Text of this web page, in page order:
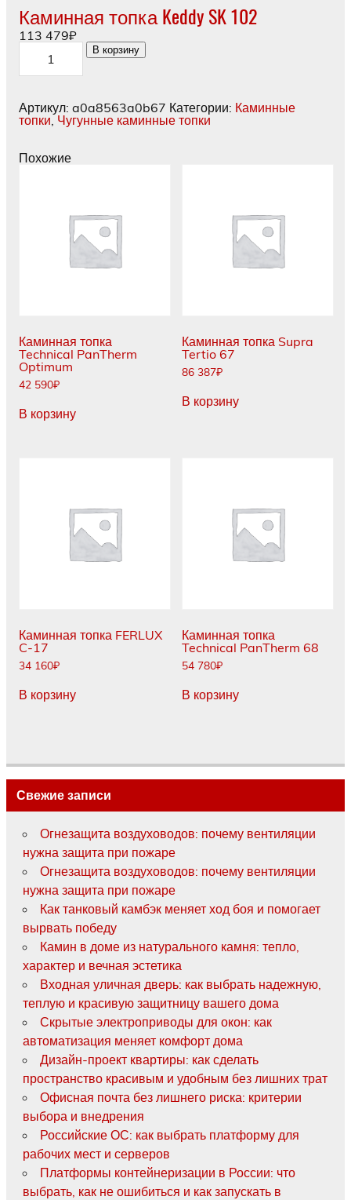
Каминная топка Keddy SK 102
113 479₽
Количество
товара
Каминная
SK
102
В корзину
Артикул: a0a8563a0b67 Категории: Каминные
топки, Чугунные каминные топки
Похожие
Каминная топка
Technical PanTherm
Optimum
42 590₽
В корзину
Каминная топка Supra
Tertio 67
86 387₽
В корзину
Каминная топка FERLUX
C-17
34 160₽
В корзину
Каминная топка
Technical PanTherm 68
54 780₽
В корзину
Свежие записи
Огнезащита воздуховодов: почему вентиляции
нужна защита при пожаре
Огнезащита воздуховодов: почему вентиляции
нужна защита при пожаре
Как танковый камбэк меняет ход боя и помогает
вырвать победу
Камин в доме из натурального камня: тепло,
характер и вечная эстетика
Входная уличная дверь: как выбрать надежную,
теплую и красивую защитницу вашего дома
Скрытые электроприводы для окон: как
автоматизация меняет комфорт дома
Дизайн-проект квартиры: как сделать
пространство красивым и удобным без лишних трат
Офисная почта без лишнего риска: критерии
выбора и внедрения
Российские ОС: как выбрать платформу для
рабочих мест и серверов
Платформы контейнеризации в России: что
выбрать, как не ошибиться и как запускать в